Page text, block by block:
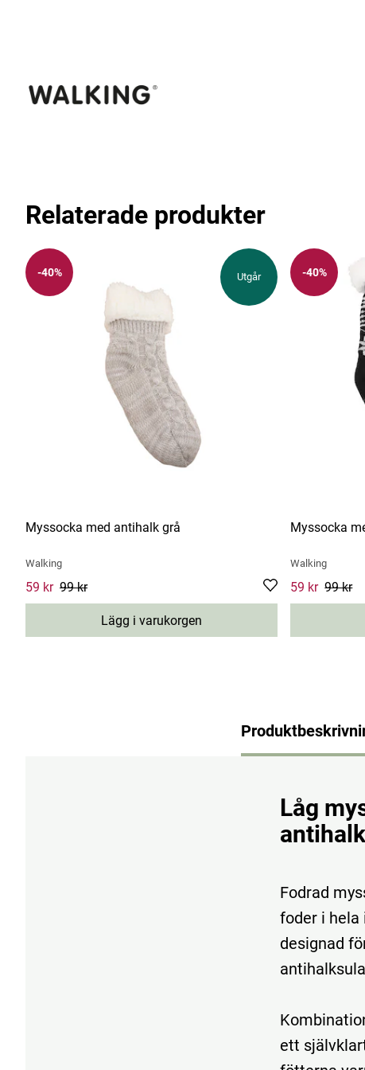
Relaterade produkter
-40% Utgår
Myssocka med antihalk grå
Walking
Current price
59 kr 99 kr
Lägg i varukorgen
-40%
Myssocka
Walking
Current price
59 kr 99 kr
Låg
Fodrad
foder i hela
designad
ett